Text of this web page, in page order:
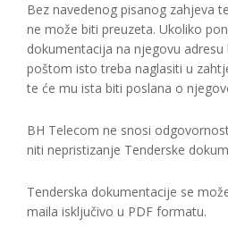
Bez navedenog pisanog zahjeva
ne može biti preuzeta. Ukoliko
dokumentacija na njegovu
poštom isto treba naglasiti u
te će mu ista biti poslana o
BH Telecom ne snosi
niti nepristizanje Tenderske
Tenderska dokumentacije se
maila isključivo u PDF formatu.